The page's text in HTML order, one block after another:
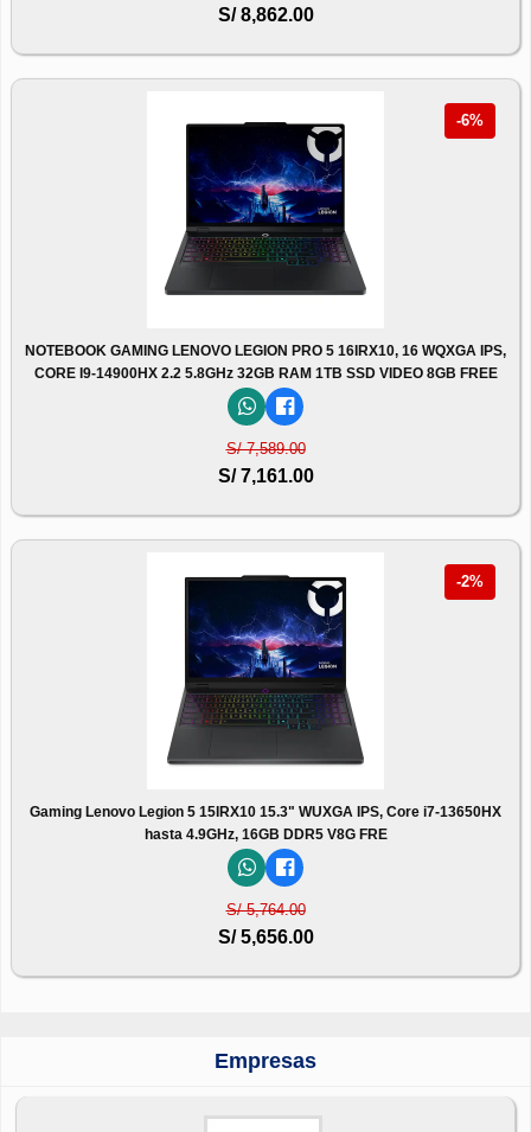
S/ 8,862.00
-6%
NOTEBOOK GAMING LENOVO LEGION PRO 5 16IRX10, 16 WQXGA IPS,
CORE I9-14900HX 2.2 5.8GHz 32GB RAM 1TB SSD VIDEO 8GB FREE
S/ 7,589.00
S/ 7,161.00
-2%
Gaming Lenovo Legion 5 15IRX10 15.3" WUXGA IPS, Core i7-13650HX
hasta 4.9GHz, 16GB DDR5 V8G FRE
S/ 5,764.00
S/ 5,656.00
Empresas